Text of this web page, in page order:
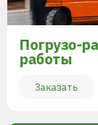
Погрузо-
работы
Заказать